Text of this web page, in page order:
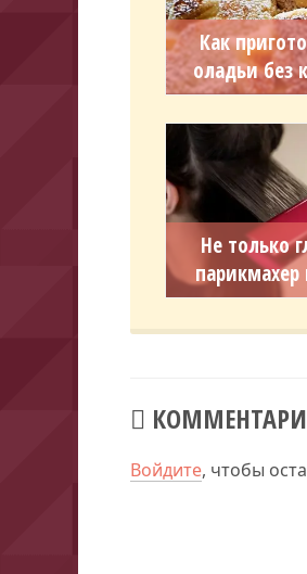
Как
оладьи без
Не только
Войдите, чтобы